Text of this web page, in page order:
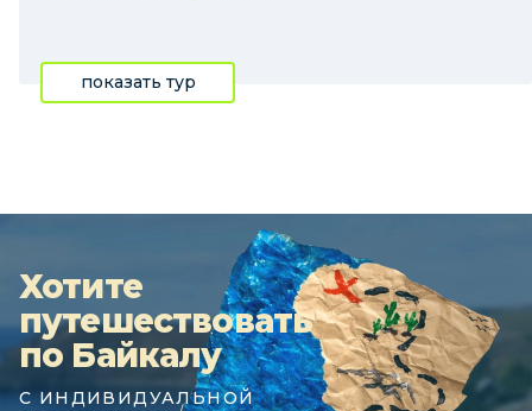
показать тур
Хотите
путешествовать
по Байкалу
С ИНДИВИДУАЛЬНОЙ